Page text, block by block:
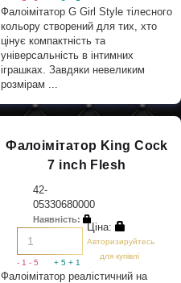
Фалоімітатор G Girl Style тілесного
кольору створений для тих, хто
цінує компактність та
універсальність в інтимних
іграшках. Завдяки невеликим
розмірам ...
Фалоімітатор King Cock
7 inch Flesh
42-
05330680000
Наявність:
+ 1
- 1 - 5 + 5
Ціна:
Авторизируйтесь
для купівлі
Фалоімітатор реалістичний на